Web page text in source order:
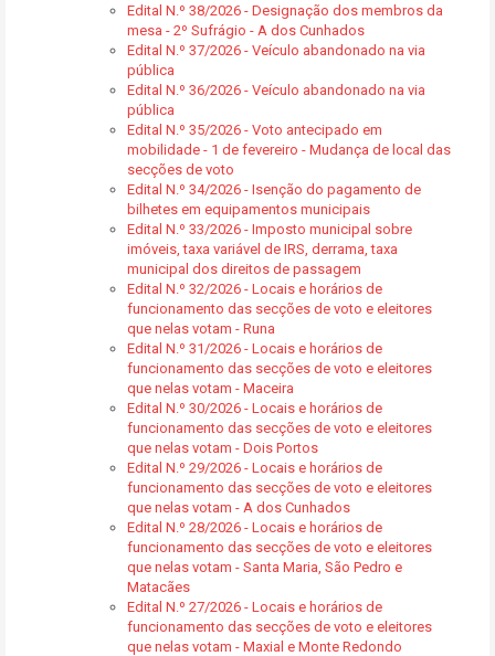
Edital N.º 38/2026 - Designação dos membros da
mesa - 2º Sufrágio - A dos Cunhados
Edital N.º 37/2026 - Veículo abandonado na via
pública
Edital N.º 36/2026 - Veículo abandonado na via
pública
Edital N.º 35/2026 - Voto antecipado em
mobilidade - 1 de fevereiro - Mudança de local das
secções de voto
Edital N.º 34/2026 - Isenção do pagamento de
bilhetes em equipamentos municipais
Edital N.º 33/2026 - Imposto municipal sobre
imóveis, taxa variável de IRS, derrama, taxa
municipal dos direitos de passagem
Edital N.º 32/2026 - Locais e horários de
funcionamento das secções de voto e eleitores
que nelas votam - Runa
Edital N.º 31/2026 - Locais e horários de
funcionamento das secções de voto e eleitores
que nelas votam - Maceira
Edital N.º 30/2026 - Locais e horários de
funcionamento das secções de voto e eleitores
que nelas votam - Dois Portos
Edital N.º 29/2026 - Locais e horários de
funcionamento das secções de voto e eleitores
que nelas votam - A dos Cunhados
Edital N.º 28/2026 - Locais e horários de
funcionamento das secções de voto e eleitores
que nelas votam - Santa Maria, São Pedro e
Matacães
Edital N.º 27/2026 - Locais e horários de
funcionamento das secções de voto e eleitores
que nelas votam - Maxial e Monte Redondo